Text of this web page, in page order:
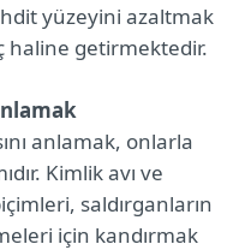
yüzeyini azaltmak
haline getirmektedir.
anlamak, onlarla
Kimlik avı ve
saldırganların
için kandırmak